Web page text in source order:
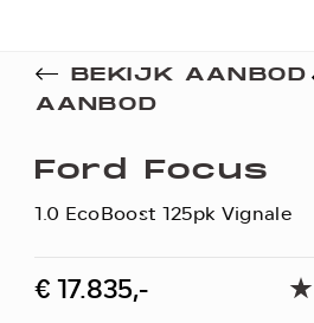
BEKIJK AANBOD
AANBOD
Ford Focus
1.0 EcoBoost 125pk Vignale
€ 17.835,-